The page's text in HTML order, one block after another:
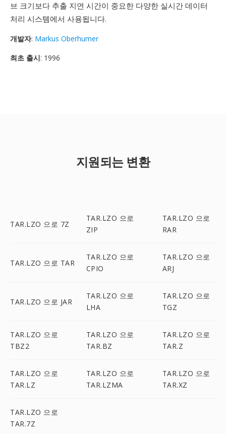
브 크기보다 추출 지연 시간이 중요한 다양한 실시간 데이터
처리 시스템에서 사용됩니다.
개발자: Markus Oberhumer
최초 출시: 1996
지원되는 변환
TAR.LZO 으로 7Z
TAR.LZO 으로
ZIP
TAR.LZO 으로
RAR
TAR.LZO 으로 TAR
TAR.LZO 으로
CPIO
TAR.LZO 으로
ARJ
TAR.LZO 으로 JAR
TAR.LZO 으로
LHA
TAR.LZO 으로
TGZ
TAR.LZO 으로
TBZ2
TAR.LZO 으로
TAR.BZ
TAR.LZO 으로
TAR.Z
TAR.LZO 으로
TAR.LZ
TAR.LZO 으로
TAR.LZMA
TAR.LZO 으로
TAR.XZ
TAR.LZO 으로
TAR.7Z